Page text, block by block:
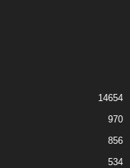
14654
970
856
534